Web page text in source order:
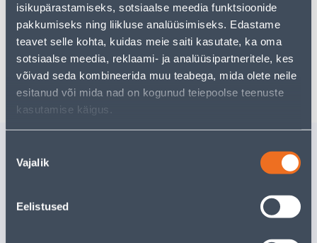
isikupärastamiseks, sotsiaalse meedia funktsioonide
pakkumiseks ning liikluse analüüsimiseks. Edastame
teavet selle kohta, kuidas meie saiti kasutate, ka oma
sotsiaalse meedia, reklaami- ja analüüsipartneritele, kes
võivad seda kombineerida muu teabega, mida olete neile
esitanud või mida nad on kogunud teiepoolse teenuste
kasutamise käigus.
valik
Vajalik
Eelistused
• Puidupuur läbimõõduga 7 mm.
• 14-päevane tagastusõigus.
Tarne pole võimalik
3.59 €
2.15 €
sisselogitud